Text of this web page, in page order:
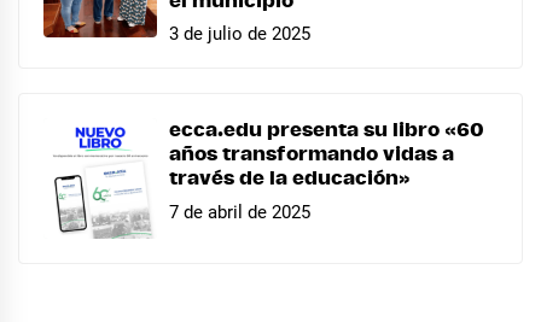
3 de julio de 2025
ecca.edu presenta su libro «60
años transformando vidas a
través de la educación»
7 de abril de 2025